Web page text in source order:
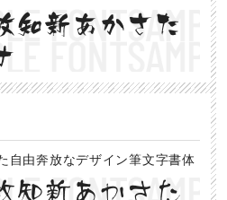
知新あかさた
自由奔放なデザイン筆文字書体
知新あかさた